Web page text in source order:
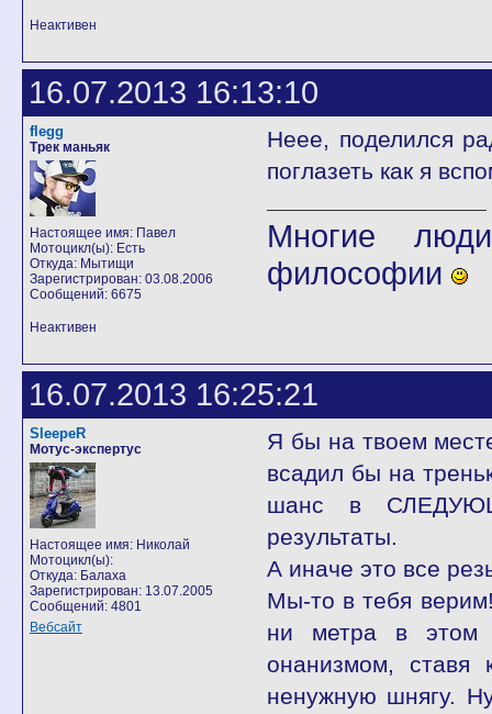
Неактивен
16.07.2013 16:13:10
flegg
Трек маньяк
Настоящее имя: Павел
Мотоцикл(ы): Есть
Откуда: Мытищи
Зарегистрирован: 03.08.2006
Сообщений: 6675
Неее, поделился
поглазеть как я
Многие
философии
Неактивен
16.07.2013 16:25:21
SleepeR
Мотус-экспертус
Настоящее имя: Николай
Мотоцикл(ы):
Откуда: Балаха
Зарегистрирован: 13.07.2005
Сообщений: 4801
Вебсайт
Я бы на твоем
всадил бы на
шанс в
результаты.
А иначе это все
Мы-то в тебя
ни метра в этом
онанизмом, ставя
ненужную шнягу.